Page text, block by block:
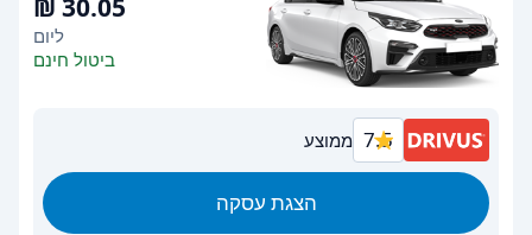
ליום
ביטול חינם
7.5 ממוצע
הצגת עסקה